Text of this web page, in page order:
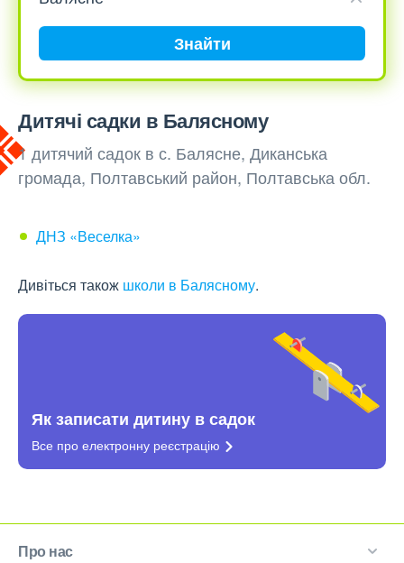
Знайти
Дитячі садки в Балясному
1 дитячий садок в с. Балясне, Диканська
громада, Полтавський район, Полтавська обл.
ДНЗ «Веселка»
Дивіться також школи в Балясному.
Як записати дитину в садок
Все про електронну реєстрацію
Про нас